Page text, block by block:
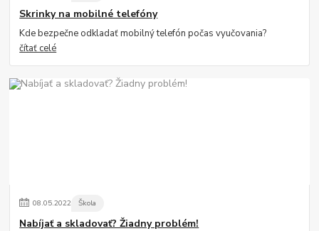
Skrinky na mobilné telefóny
Kde bezpečne odkladať mobilný telefón počas vyučovania?
čítať celé
08.05.2022 Škola
Nabíjať a skladovať? Žiadny problém!